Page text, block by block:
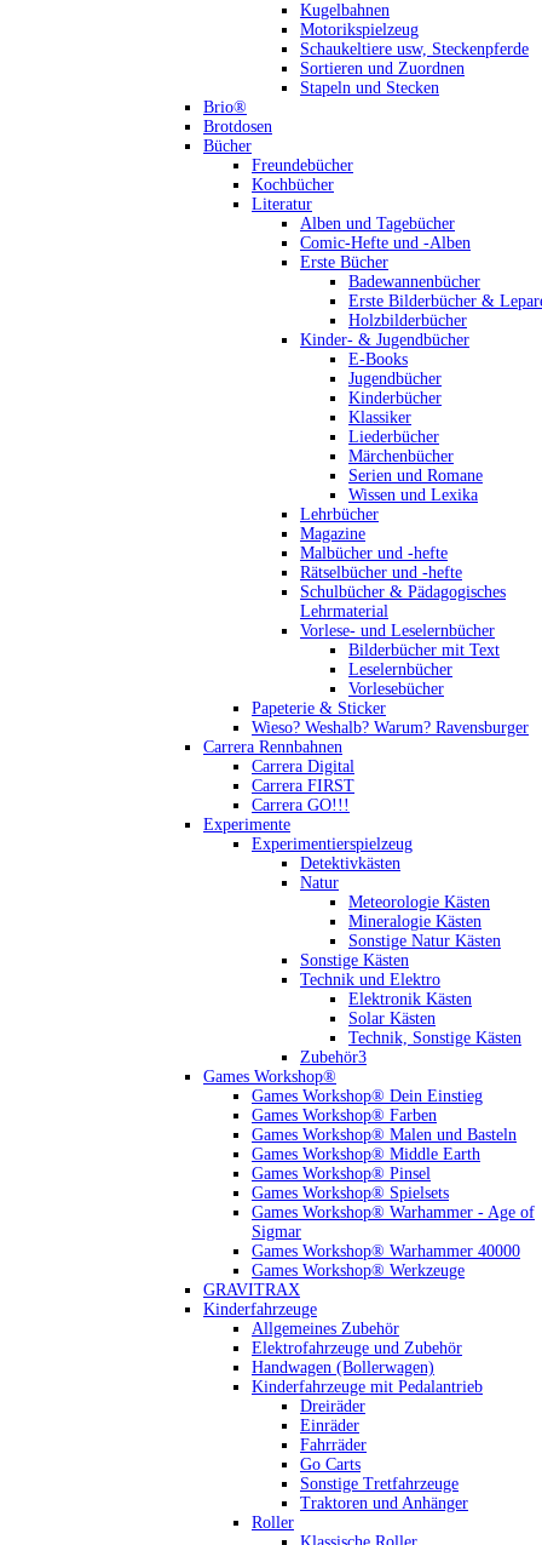
Kugelbahnen
Motorikspielzeug
Schaukeltiere usw, Steckenpferde
Sortieren und Zuordnen
Stapeln und Stecken
Brio®
Brotdosen
Bücher
Freundebücher
Kochbücher
Literatur
Alben und Tagebücher
Comic-Hefte und -Alben
Erste Bücher
Badewannenbücher
Erste Bilderbücher &
Holzbilderbücher
Kinder- & Jugendbücher
E-Books
Jugendbücher
Kinderbücher
Klassiker
Liederbücher
Märchenbücher
Serien und Romane
Wissen und Lexika
Lehrbücher
Magazine
Malbücher und -hefte
Rätselbücher und -hefte
Schulbücher & Pädagogisches
Lehrmaterial
Vorlese- und Leselernbücher
Bilderbücher mit Text
Leselernbücher
Vorlesebücher
Papeterie & Sticker
Wieso? Weshalb? Warum? Ravensburger
Carrera Rennbahnen
Carrera Digital
Carrera FIRST
Carrera GO!!!
Experimente
Experimentierspielzeug
Detektivkästen
Natur
Meteorologie Kästen
Mineralogie Kästen
Sonstige Natur Kästen
Sonstige Kästen
Technik und Elektro
Elektronik Kästen
Solar Kästen
Technik, Sonstige Kästen
Zubehör3
Games Workshop®
Games Workshop® Dein Einstieg
Games Workshop® Farben
Games Workshop® Malen und Basteln
Games Workshop® Middle Earth
Games Workshop® Pinsel
Games Workshop® Spielsets
Games Workshop® Warhammer - Age of
Sigmar
Games Workshop® Warhammer 40000
Games Workshop® Werkzeuge
GRAVITRAX
Kinderfahrzeuge
Allgemeines Zubehör
Elektrofahrzeuge und Zubehör
Handwagen (Bollerwagen)
Kinderfahrzeuge mit Pedalantrieb
Dreiräder
Einräder
Fahrräder
Go Carts
Sonstige Tretfahrzeuge
Traktoren und Anhänger
Roller